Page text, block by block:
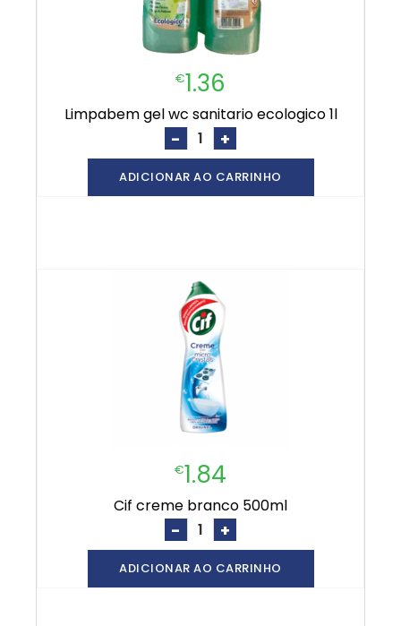
€1.36
limpabem gel wc sanitario ecologico 1l
- +
ADICIONAR AO CARRINHO
€1.84
cif creme branco 500ml
- +
ADICIONAR AO CARRINHO